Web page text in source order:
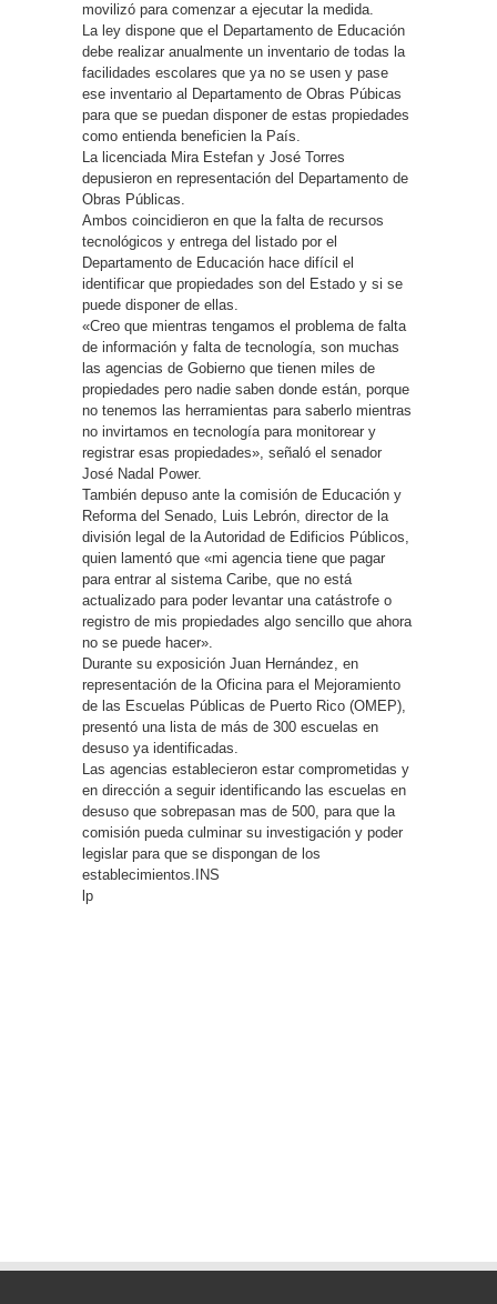
movilizó para comenzar a ejecutar la medida.
La ley dispone que el Departamento de Educación
debe realizar anualmente un inventario de todas la
facilidades escolares que ya no se usen y pase
ese inventario al Departamento de Obras Púbicas
para que se puedan disponer de estas propiedades
como entienda beneficien la País.
La licenciada Mira Estefan y José Torres
depusieron en representación del Departamento de
Obras Públicas.
Ambos coincidieron en que la falta de recursos
tecnológicos y entrega del listado por el
Departamento de Educación hace difícil el
identificar que propiedades son del Estado y si se
puede disponer de ellas.
«Creo que mientras tengamos el problema de falta
de información y falta de tecnología, son muchas
las agencias de Gobierno que tienen miles de
propiedades pero nadie saben donde están, porque
no tenemos las herramientas para saberlo mientras
no invirtamos en tecnología para monitorear y
registrar esas propiedades», señaló el senador
José Nadal Power.
También depuso ante la comisión de Educación y
Reforma del Senado, Luis Lebrón, director de la
división legal de la Autoridad de Edificios Públicos,
quien lamentó que «mi agencia tiene que pagar
para entrar al sistema Caribe, que no está
actualizado para poder levantar una catástrofe o
registro de mis propiedades algo sencillo que ahora
no se puede hacer».
Durante su exposición Juan Hernández, en
representación de la Oficina para el Mejoramiento
de las Escuelas Públicas de Puerto Rico (OMEP),
presentó una lista de más de 300 escuelas en
desuso ya identificadas.
Las agencias establecieron estar comprometidas y
en dirección a seguir identificando las escuelas en
desuso que sobrepasan mas de 500, para que la
comisión pueda culminar su investigación y poder
legislar para que se dispongan de los
establecimientos.INS
lp